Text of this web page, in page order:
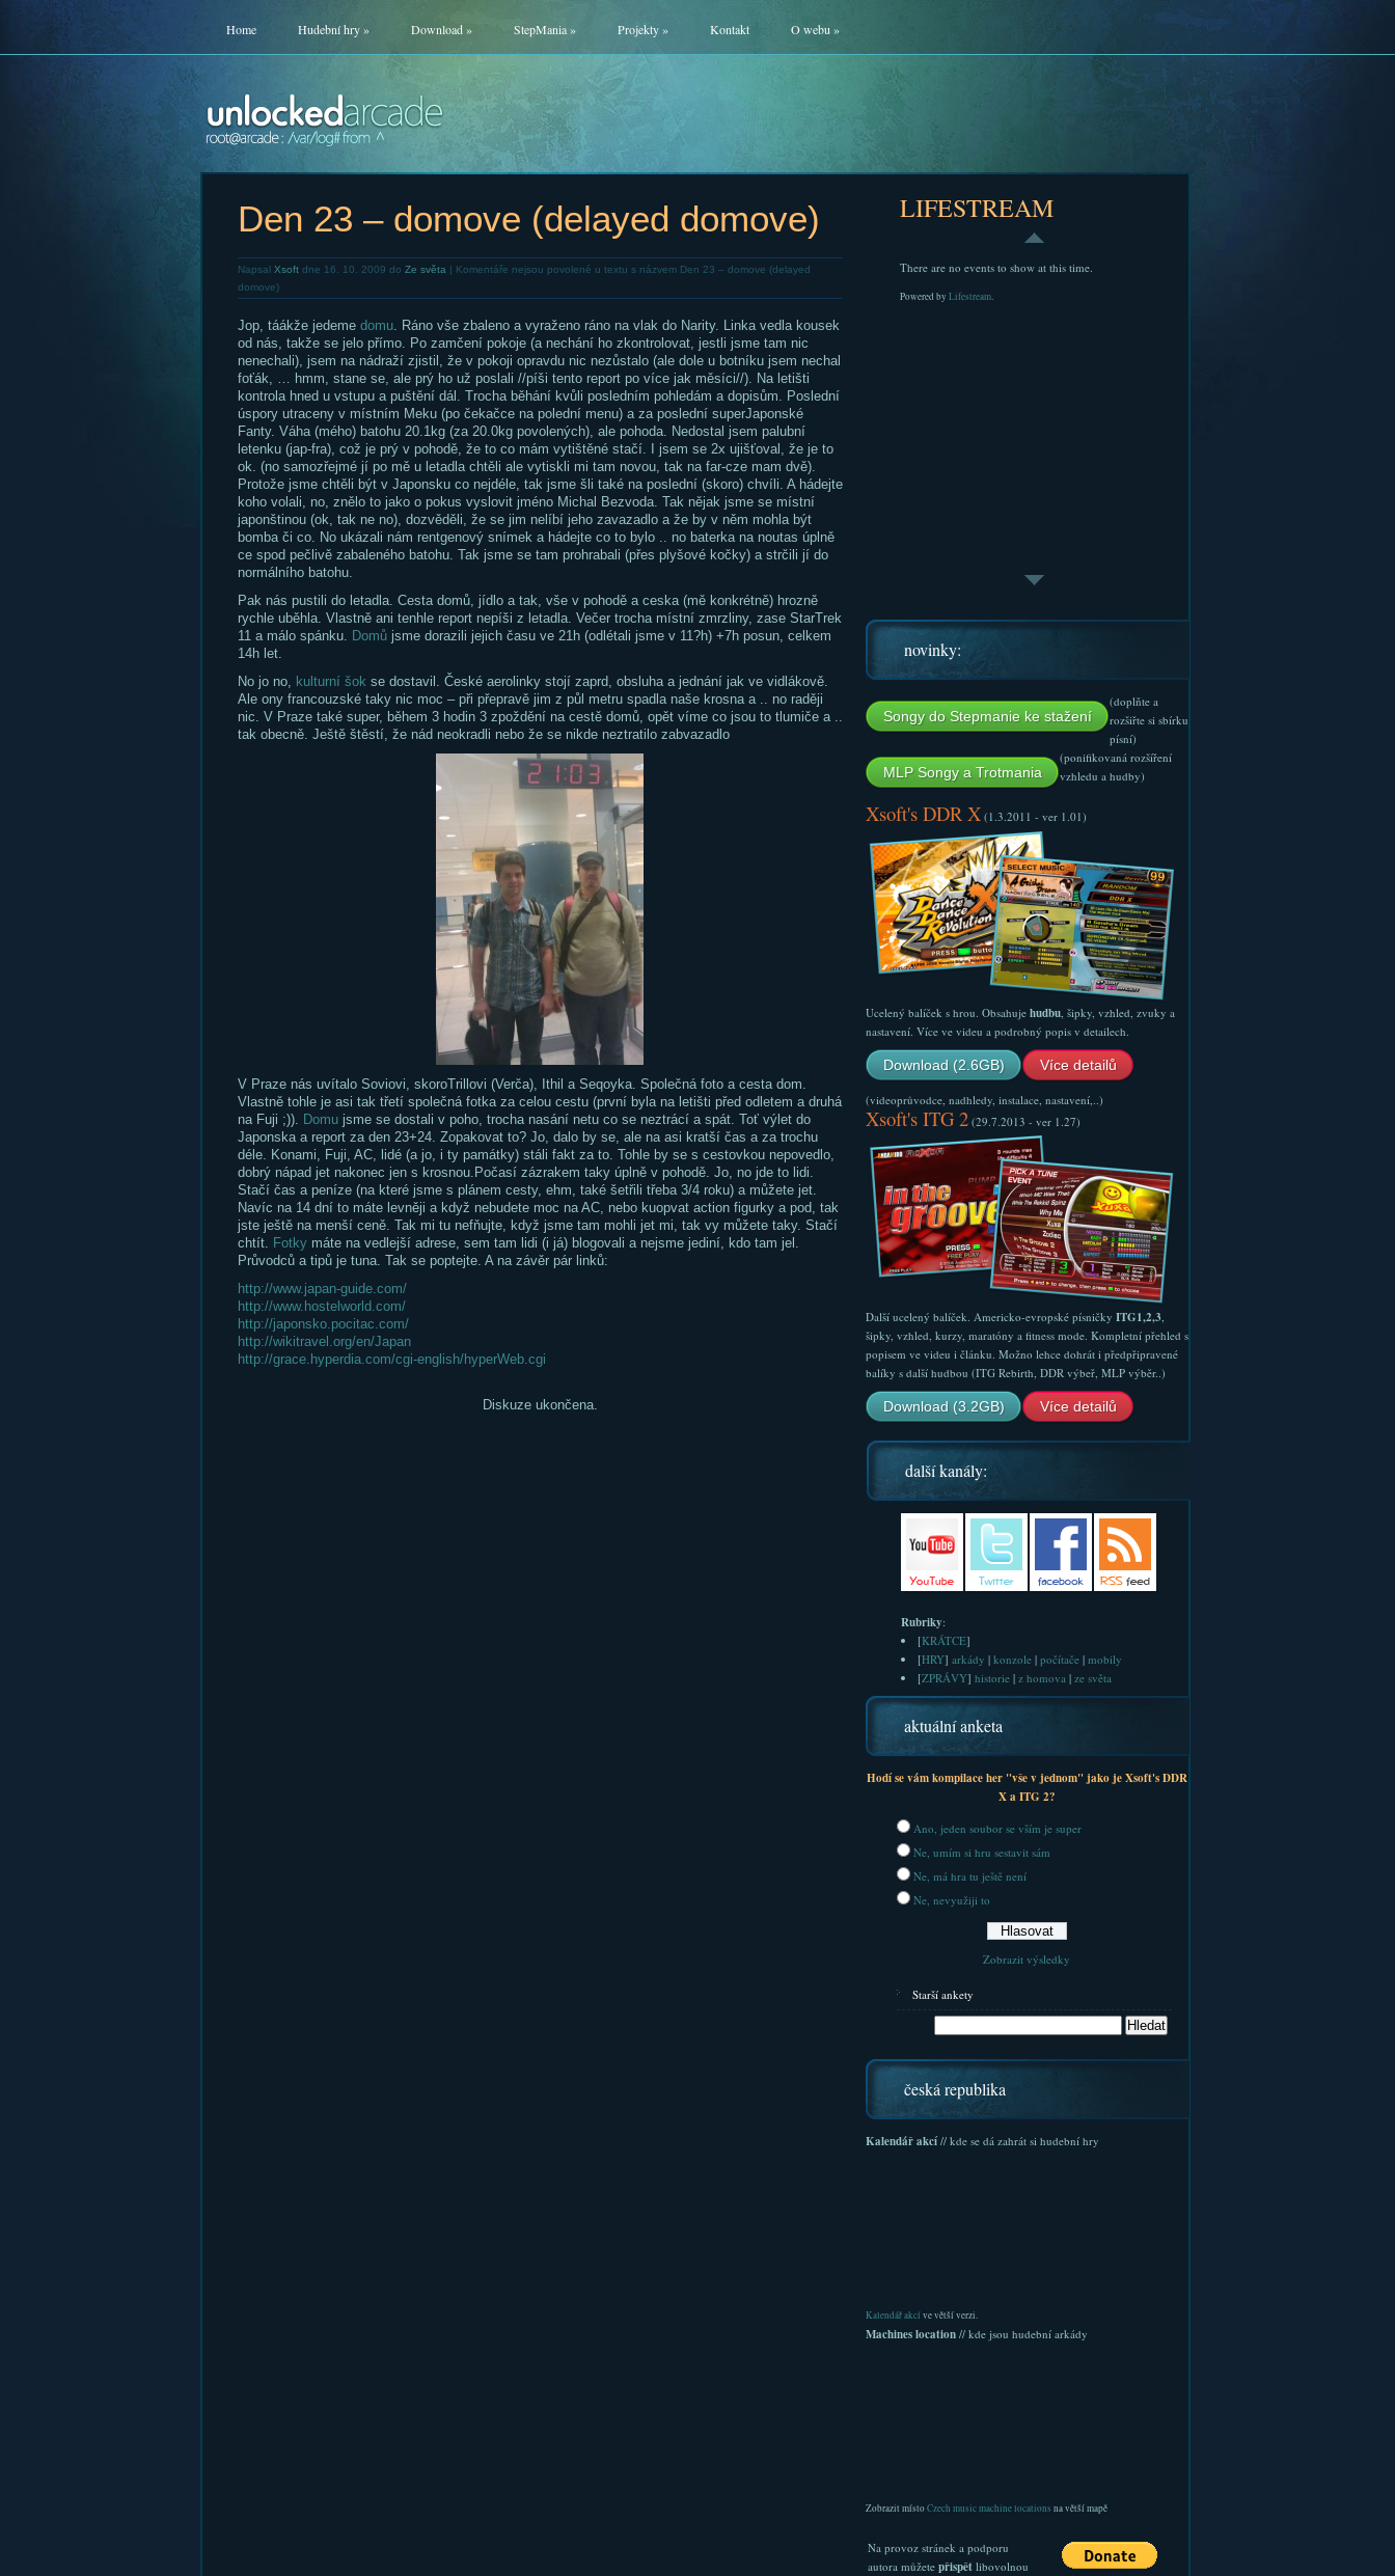
Home Hudební hry» Download» StepMania» Projekty» Kontakt O webu »
Den 23 – domove (delayed domove)
Napsal Xsoftdne 16. 10. 2009 do Ze světa | Komentáře nejsou povolené u textu s názvem Den 23 – domove (delayed
domove)
Jop, táákže jedeme domu. Ráno vše zbaleno a vyraženo ráno na vlak do Narity. Linka vedla kousek
od nás, takže se jelo přímo. Po zamčení pokoje (a nechání ho zkontrolovat, jestli jsme tam nic
nenechali), jsem na nádraží zjistil, že v pokoji opravdu nic nezůstalo (ale dole u botníku jsem nechal
foťák, … hmm, stane se, ale prý ho už poslali //píši tento report po více jak měsíci//). Na letišti
kontrola hned u vstupu a puštění dál. Trocha běhání kvůli posledním pohledám a dopisům. Poslední
úspory utraceny v místním Meku (po čekačce na polední menu) a za poslední superJaponské
Fanty. Váha (mého) batohu 20.1kg (za 20.0kg povolených), ale pohoda. Nedostal jsem palubní
letenku (jap-fra), což je prý v pohodě, že to co mám vytištěné stačí. I jsem se 2x ujišťoval, že je to
ok. (no samozřejmé jí po mě u letadla chtěli ale vytiskli mi tam novou, tak na far-cze mam dvě).
Protože jsme chtěli být v Japonsku co nejdéle, tak jsme šli také na poslední (skoro) chvíli. A hádejte
koho volali, no, znělo to jako o pokus vyslovit jméno Michal Bezvoda. Tak nějak jsme se místní
japonštinou (ok, tak ne no), dozvěděli, že se jim nelíbí jeho zavazadlo a že by v něm mohla být
bomba či co. No ukázali nám rentgenový snímek a hádejte co to bylo .. no baterka na noutas úplně
ce spod pečlivě zabaleného batohu. Tak jsme se tam prohrabali (přes plyšové kočky) a strčili jí do
normálního batohu.
Pak nás pustili do letadla. Cesta domů, jídlo a tak, vše v pohodě a ceska (mě konkrétně) hrozně
rychle uběhla. Vlastně ani tenhle report nepíši z letadla. Večer trocha místní zmrzliny, zase StarTrek
11 a málo spánku. Domůjsme dorazili jejich času ve 21h (odlétali jsme v 11?h) +7h posun, celkem
14h let.
No jo no, kulturní šok se dostavil. České aerolinky stojí zaprd, obsluha a jednání jak ve vidlákově.
Ale ony francouzské taky nic moc – při přepravě jim z půl metru spadla naše krosna a .. no raději
nic. V Praze také super, během 3 hodin 3 zpoždění na cestě domů, opět víme co jsou to tlumiče a ..
tak obecně. Ještě štěstí, že nád neokradli nebo že se nikde neztratilo zabvazadlo
V Praze nás uvítalo Soviovi, skoroTrillovi (Verča), Ithil a Seqoyka. Společná foto a cesta dom.
Vlastně tohle je asi tak třetí společná fotka za celou cestu (první byla na letišti před odletem a druhá
na Fuji ;)). Domujsme se dostali v poho, trocha nasání netu co se neztrácí a spát. Toť výlet do
Japonska a report za den 23+24. Zopakovat to? Jo, dalo by se, ale na asi kratší čas a za trochu
déle. Konami, Fuji, AC, lidé (a jo, i ty památky) stáli fakt za to. Tohle by se s cestovkou nepovedlo,
dobrý nápad jet nakonec jen s krosnou.Počasí zázrakem taky úplně v pohodě. Jo, no jde to lidi.
Stačí čas a peníze (na které jsme s plánem cesty, ehm, také šetřili třeba 3/4 roku) a můžete jet.
Navíc na 14 dní to máte levněji a když nebudete moc na AC, nebo kuopvat action figurky a pod, tak
jste ještě na menší ceně. Tak mi tu nefňujte, když jsme tam mohli jet mi, tak vy můžete taky. Stačí
chtít. Fotkymáte na vedlejší adrese, sem tam lidi (i já) blogovali a nejsme jediní, kdo tam jel.
Průvodců a tipů je tuna. Tak se poptejte. A na závěr pár linků:
http://www.japan-guide.com/
http://www.hostelworld.com/
http://japonsko.pocitac.com/
http://wikitravel.org/en/Japan
http://grace.hyperdia.com/cgi-english/hyperWeb.cgi
Diskuze ukončena.
LIFESTREAM
There are no events to show at this time.
Powered by Lifestream.
novinky:
Songy do Stepmanie ke stažení
(doplňte a
rozšiřte si sbírku
písní)
MLP Songy a Trotmania
(ponifikovaná rozšíření
vzhledu a hudby)
Xsoft's DDR X(1.3.2011 - ver 1.01)
Ucelený balíček s hrou. Obsahuje hudbu, šipky, vzhled, zvuky a
nastavení. Více ve videu a podrobný popis v detailech.
Download (2.6GB) Více detailů
(videoprůvodce, nadhledy, instalace, nastavení,..)
Xsoft's ITG 2(29.7.2013 - ver 1.27)
Další ucelený balíček. Americko-evropské písničky ITG1,2,3,
šipky, vzhled, kurzy, maratóny a fitness mode. Kompletní přehled s
popisem ve videu i článku. Možno lehce dohrát i předpřipravené
balíky s další hudbou (ITG Rebirth, DDR výbeř, MLP výběr..)
Download (3.2GB) Více detailů
další kanály:
Rubriky:
[KRÁTCE]
[HRY] arkády | konzole| počítače| mobily
[ZPRÁVY] historie| z homova| ze světa
aktuální anketa
Hodí se vám kompilace her "vše v jednom" jako je Xsoft's DDR
X a ITG 2?
Ano, jeden soubor se vším je super
Ne, umím si hru sestavit sám
Ne, má hra tu ještě není
Ne, nevyužiji to
Zobrazit výsledky
Starší ankety
česká republika
Kalendář akcí// kde se dá zahrát si hudební hry
Kalendář akcíve větší verzi.
Machines location// kde jsou hudební arkády
Zobrazit místoCzech music machine locations na větší mapě
Na provoz stránek a podporu
autora můžete přispětlibovolnou